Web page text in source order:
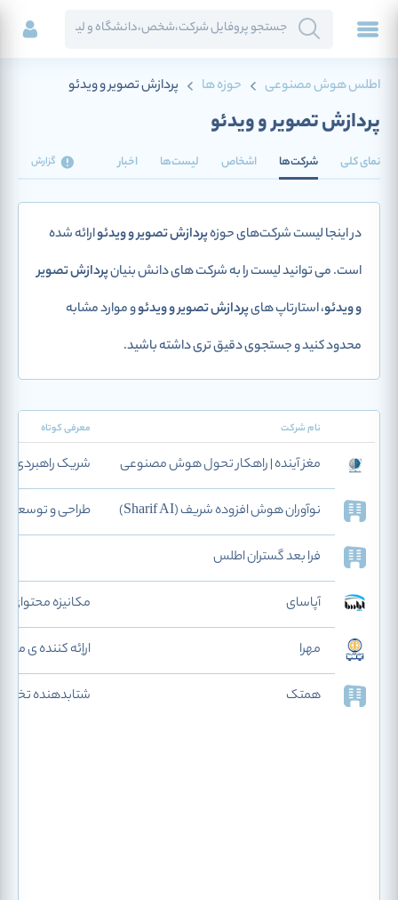
اطلس هوش مصنوعی حوزه ها پردازش تصویر و ویدئو
پردازش تصویر و ویدئو
نمای کلی شرکت‌ها اشخاص لیست‌ها اخبار گزارش
در اینجا لیست شرکت‌های حوزهپردازش تصویر و ویدئوارائه شده
است. می توانید لیست را به شرکت های دانش بنیانپردازش تصویر
و ویدئو، استارتاپ هایپردازش تصویر و ویدئوو موارد مشابه
محدود کنید و جستجوی دقیق تری داشته باشید.
نام شرکت معرفی کوتاه
مغز آینده | راهکار تحول هوش مصنوعی شریک راهبردی
نوآوران هوش افزوده‌ شریف (Sharif AI) طراحی و توسعه‌ی
فرا بعد گستران اطلس
آپاسای مکانیزه محتوای
مهرا اراِئه کننده ی
همتک شتابدهنده